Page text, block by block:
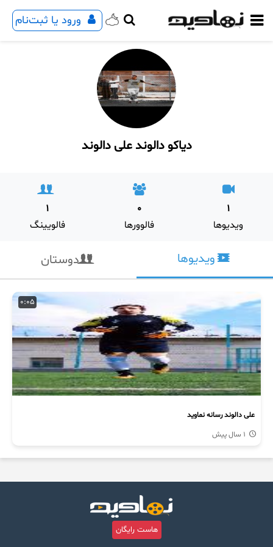
ورود یا ثبت‌نام
دیاکو دالوند علی دالوند
1
ویدیوها
0
فالوورها
1
فالویینگ
ویدیوها دوستان
0:05
علی دالوند رسانه نماوید
هاست رایگان